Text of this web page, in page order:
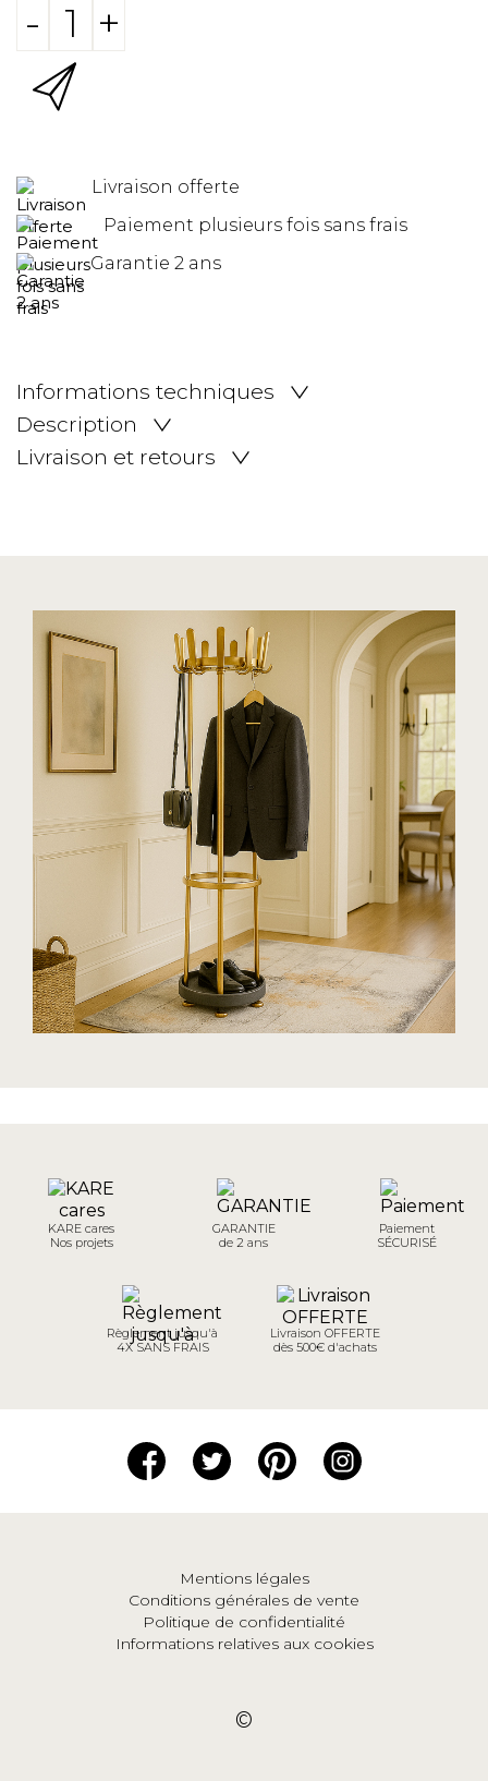
- +
Livraison offerte
Paiement plusieurs fois sans frais
Garantie 2 ans
Informations techniques
Description
Livraison et retours
KARE cares
Nos projets
GARANTIE
de 2 ans
Paiement
SÉCURISÉ
Règlement jusqu'à
4X SANS FRAIS
Livraison OFFERTE
dès 500€ d'achats
Mentions légales
Conditions générales de vente
Politique de confidentialité
Informations relatives aux cookies
©